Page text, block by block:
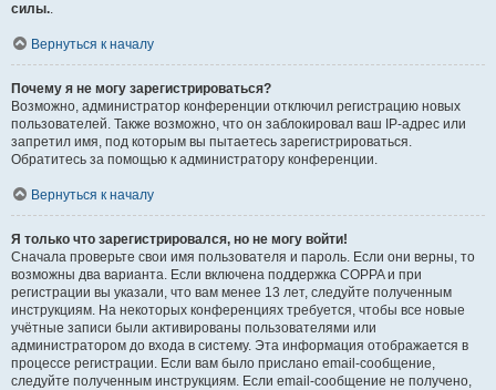
силы..
Вернуться к началу
Почему я не могу зарегистрироваться?
Возможно, администратор конференции отключил регистрацию новых
пользователей. Также возможно, что он заблокировал ваш IP-адрес или
запретил имя, под которым вы пытаетесь зарегистрироваться.
Обратитесь за помощью к администратору конференции.
Вернуться к началу
Я только что зарегистрировался, но не могу войти!
Сначала проверьте свои имя пользователя и пароль. Если они верны, то
возможны два варианта. Если включена поддержка COPPA и при
регистрации вы указали, что вам менее 13 лет, следуйте полученным
инструкциям. На некоторых конференциях требуется, чтобы все новые
учётные записи были активированы пользователями или
администратором до входа в систему. Эта информация отображается в
процессе регистрации. Если вам было прислано email-сообщение,
следуйте полученным инструкциям. Если email-сообщение не получено,